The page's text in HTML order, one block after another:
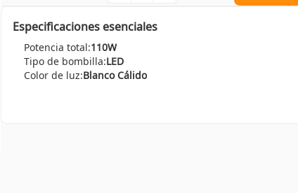
Especificaciones esenciales
Potencia total:110W
Tipo de bombilla:LED
Color de luz:Blanco Cálido